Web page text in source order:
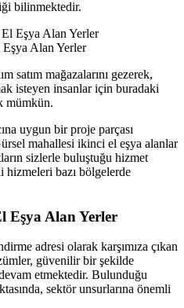
bilinmektedir.
Alan Yerler
satım mağazalarını gezerek,
isteyen insanlar için buradaki
mümkün.
uygun bir proje parçası
mahallesi ikinci el eşya alanlar
sizlerle buluştuğu hizmet
hizmeleri bazı bölgelerde
Eşya Alan Yerler
adresi olarak karşımıza çıkan
güvenilir bir şekilde
etmektedir. Bulunduğu
sektör unsurlarına önemli